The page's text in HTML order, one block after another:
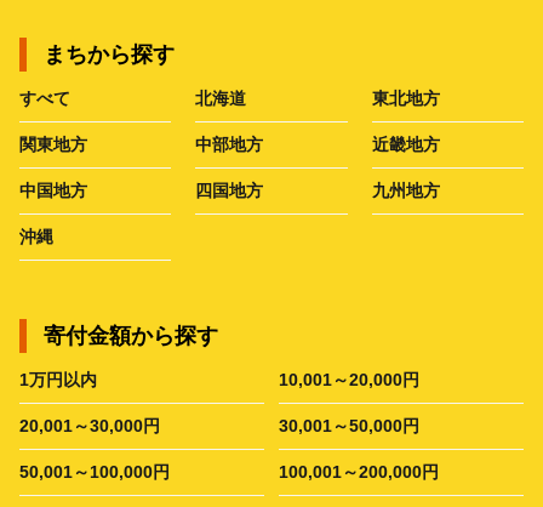
まちから探す
すべて 北海道 東北地方
関東地方 中部地方 近畿地方
中国地方 四国地方 九州地方
沖縄
寄付金額から探す
1万円以内 10,001～20,000円
20,001～30,000円 30,001～50,000円
50,001～100,000円 100,001～200,000円